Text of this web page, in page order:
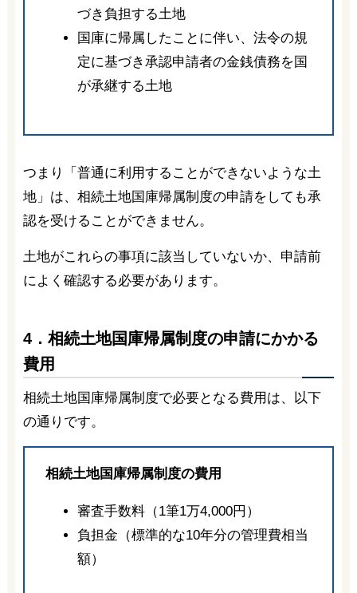
づき負担する土地
国庫に帰属したことに伴い、法令の規
定に基づき承認申請者の金銭債務を国
が承継する土地
つまり「普通に利用することができないような土
地」は、相続土地国庫帰属制度の申請をしても承
認を受けることができません。
土地がこれらの事項に該当していないか、申請前
によく確認する必要があります。
4．相続土地国庫帰属制度の申請にかかる
費用
相続土地国庫帰属制度で必要となる費用は、以下
の通りです。
相続土地国庫帰属制度の費用
審査手数料（1筆1万4,000円）
負担金（標準的な10年分の管理費相当
額）